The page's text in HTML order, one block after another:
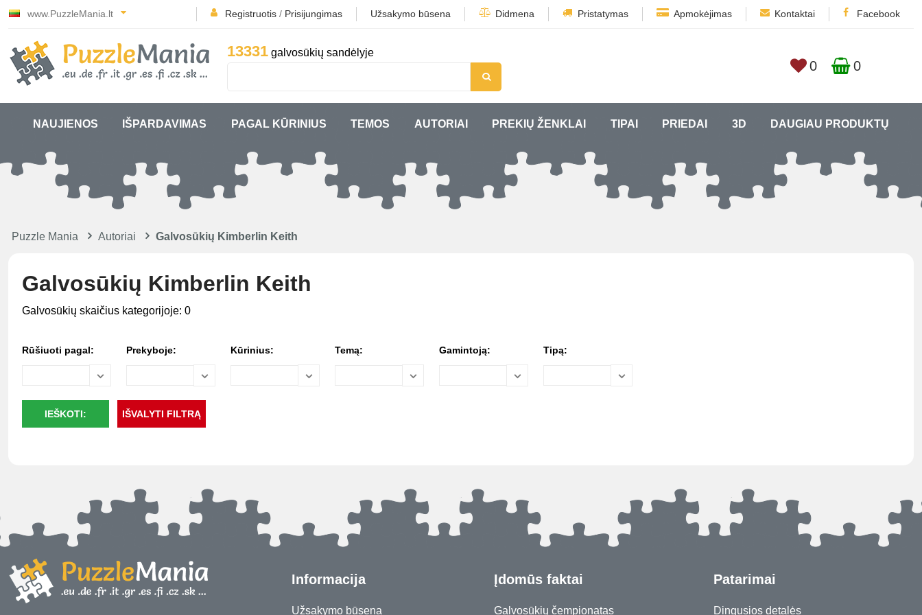
www.PuzzleMania.lt Registruotis / Prisijungimas Užsakymo būsena Didmena Pristatymas Apmokėjimas Kontaktai Facebook
13331 galvosūkių sandėlyje
0 0
NAUJIENOS IŠPARDAVIMAS PAGAL KŪRINIUS TEMOS AUTORIAI PREKIŲ ŽENKLAI TIPAI PRIEDAI 3D DAUGIAU PRODUKTŲ
Puzzle Mania Autoriai Galvosūkių Kimberlin Keith
Galvosūkių Kimberlin Keith
Galvosūkių skaičius kategorijoje: 0
Rūšiuoti pagal: Prekyboje: Kūrinius: Temą: Gamintoją: Tipą:
Informacija
Užsakymo būsena
Įdomūs faktai
Galvosūkių čempionatas
Patarimai
Dingusios detalės